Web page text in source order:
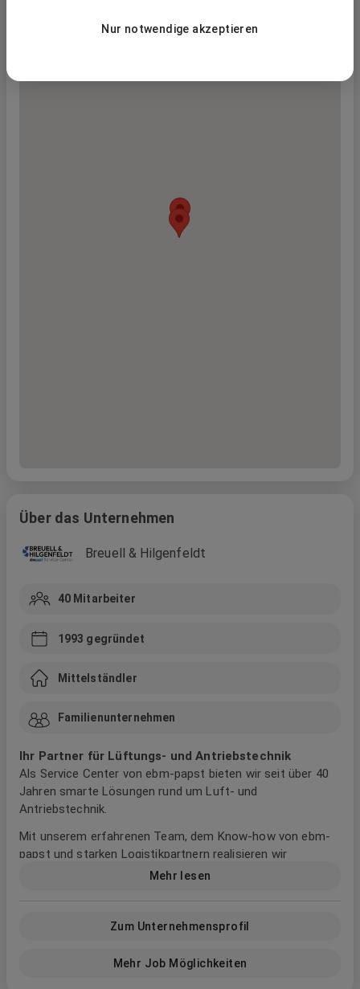
Über das Unternehmen
Breuell & Hilgenfeldt
40Mitarbeiter
1993 gegründet
Mittelständler
Familienunternehmen
Ihr Partner für Lüftungs- und Antriebstechnik
Als Service Center von ebm-papst bieten wir seit über 40
Jahren smarte Lösungen rund um Luft- und
Antriebstechnik.
Mit unserem erfahrenen Team, dem Know-how von ebm-
papst und starken Logistikpartnern realisieren wir
individuelle Projekte – effizient, flexibel und zuverlässig.
Mehr lesen
Zum Unternehmensprofil
Mehr Job Möglichkeiten
Nur notwendige akzeptieren